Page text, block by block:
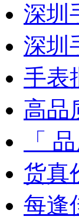
深圳
深圳
手表
高品
「
货真
每逢